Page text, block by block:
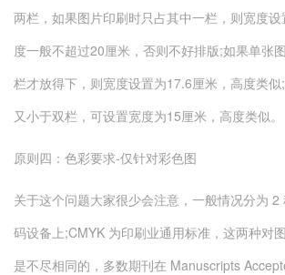
两栏，如果图片印刷时只占其中一栏，则宽度
度一般不超过20厘米，否则不好排版;如果单张
栏才放得下，则宽度设置为17.6厘米，高度类似
又小于双栏，可设置宽度为15厘米，高度类似。
原则四：色彩要求-仅针对彩色图
关于这个问题大家很少会注意，一般情况分为 2
码设备上;CMYK 为印刷业通用标准，这两种对
是不尽相同的，多数期刊在 Manuscripts